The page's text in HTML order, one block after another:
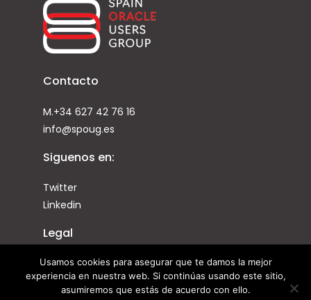
Contacto
M.+34 627 42 76 16
info@spoug.es
Siguenos en:
Twitter
Linkedin
Legal
Condiciones de uso
Cookies
Usamos cookies para asegurar que te damos la mejor
experiencia en nuestra web. Si continúas usando este sitio,
asumiremos que estás de acuerdo con ello.